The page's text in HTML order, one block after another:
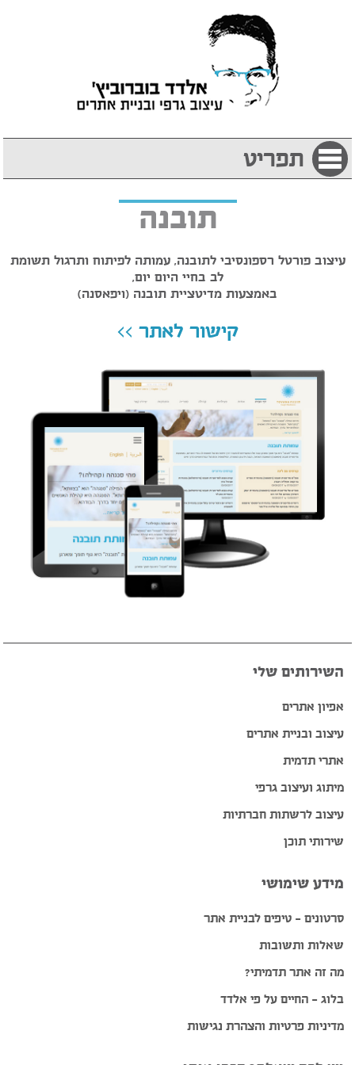
תפריט
תובנה
עיצוב פורטל רספונסיבי לתובנה, עמותה לפיתוח ותרגול תשומת
לב בחיי היום יום,
באמצעות מדיטציית תובנה (ויפאסנה)
קישור לאתר >>
השירותים שלי
אפיון אתרים
עיצוב ובניית אתרים
אתרי תדמית
מיתוג ועיצוב גרפי
עיצוב לרשתות חברתיות
שירותי תוכן
מידע שימושי
סרטונים – טיפים לבניית אתר
שאלות ותשובות
מה זה אתר תדמיתי?
בלוג – החיים על פי אלדד
מדיניות פרטיות והצהרת נגישות